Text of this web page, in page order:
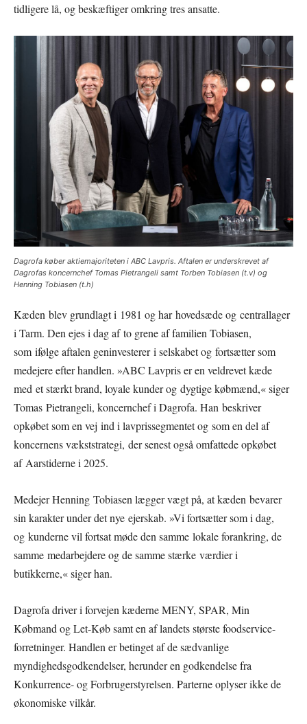
tidligere lå, og beskæftiger omkring tres ansatte.
Dagrofa køber aktiemajoriteten i ABC Lavpris. Aftalen er underskrevet af
Dagrofas koncernchef Tomas Pietrangeli samt Torben Tobiasen (t.v) og
Henning Tobiasen (t.h)
Kæden blev grundlagt i 1981 og har hovedsæde og centrallager
i Tarm. Den ejes i dag af to grene af familien Tobiasen,
som ifølge aftalen geninvesterer i selskabet og fortsætter som
medejere efter handlen. »ABC Lavpris er en veldrevet kæde
med et stærkt brand, loyale kunder og dygtige købmænd,« siger
Tomas Pietrangeli, koncernchef i Dagrofa. Han beskriver
opkøbet som en vej ind i lavprissegmentet og som en del af
koncernens vækststrategi, der senest også omfattede opkøbet
af Aarstiderne i 2025.
Medejer Henning Tobiasen lægger vægt på, at kæden bevarer
sin karakter under det nye ejerskab. »Vi fortsætter som i dag,
og kunderne vil fortsat møde den samme lokale forankring, de
samme medarbejdere og de samme stærke værdier i
butikkerne,« siger han.
Dagrofa driver i forvejen kæderne MENY, SPAR, Min
Købmand og Let-Køb samt en af landets største foodservice-
forretninger. Handlen er betinget af de sædvanlige
myndighedsgodkendelser, herunder en godkendelse fra
Konkurrence- og Forbrugerstyrelsen. Parterne oplyser ikke de
økonomiske vilkår.